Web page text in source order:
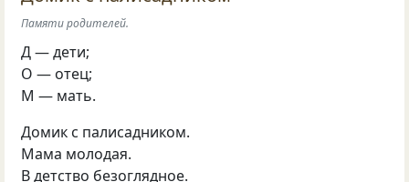
Памяти родителей.
Д — дети;
О — отец;
М — мать.
Домик с палисадником.
Мама молодая.
В детство безоглядное.